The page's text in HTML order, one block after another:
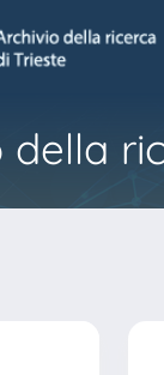
della